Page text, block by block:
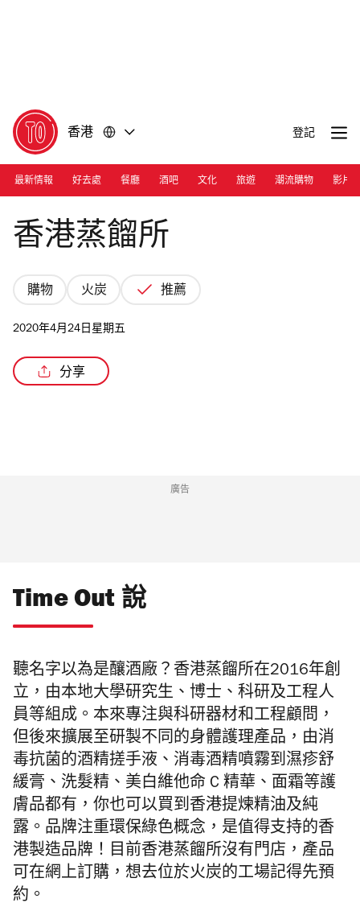
香港 登記
最新情報 好去處 餐廳 酒吧 文化 旅遊 潮流購物 影片
Photograph: Courtesy Hong Kong Distillery
香港蒸餾所
購物 火炭 推薦
2020年4月24日星期五
分享
廣告
Time Out 說
聽名字以為是釀酒廠？香港蒸餾所在2016年創
立，由本地大學研究生、博士、科研及工程人
員等組成。本來專注與科研器材和工程顧問，
但後來擴展至研製不同的身體護理產品，由消
毒抗菌的酒精搓手液、消毒酒精噴霧到濕疹舒
緩膏、洗髮精、美白維他命 C 精華、面霜等護
膚品都有，你也可以買到香港提煉精油及純
露。品牌注重環保綠色概念，是值得支持的香
港製造品牌！目前香港蒸餾所沒有門店，產品
可在網上訂購，想去位於火炭的工場記得先預
約。